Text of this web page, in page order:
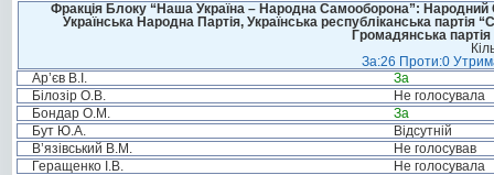
Фракція Блоку “Наша Україна – Народна Самооборона”: Народний
Українська Народна Партія, Українська республіканська
Громадянська
За:26 Проти:0
Ар’єв В.І.
За
Білозір О.В.
Не голосувала
Бондар О.М.
За
Бут Ю.А.
Відсутній
В’язівський В.М.
Не голосував
Геращенко І.В.
Не голосувала